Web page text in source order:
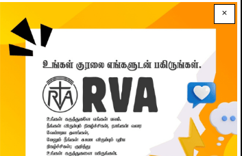
×
STAY CONNECTED WITH US!